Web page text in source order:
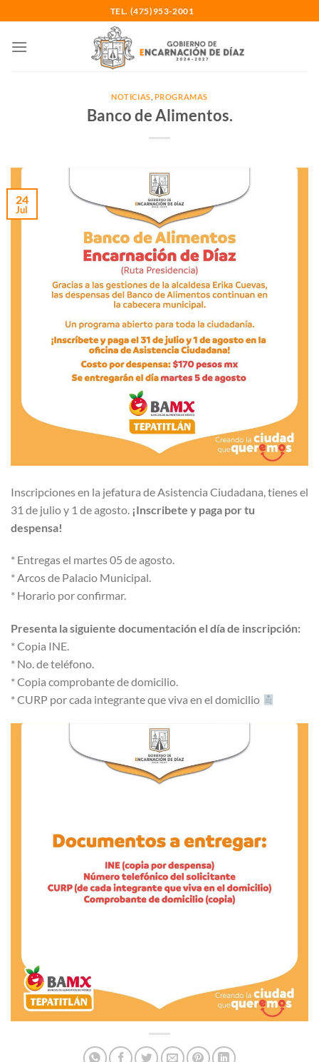
al
contenido
TEL. (475)953-2001
NOTICIAS PROGRAMAS
Banco de Alimentos.
24
Jul
Inscripciones en la jefatura de Asistencia Ciudadana, tienes el
31 de julio y 1 de agosto. ¡Inscribete y paga por tu
despensa!
* Entregas el martes 05 de agosto.
* Arcos de Palacio Municipal.
* Horario por confirmar.
Presenta la siguiente documentación el día de inscripción:
* Copia INE.
* No. de teléfono.
* Copia comprobante de domicilio.
* CURP por cada integrante que viva en el domicilio